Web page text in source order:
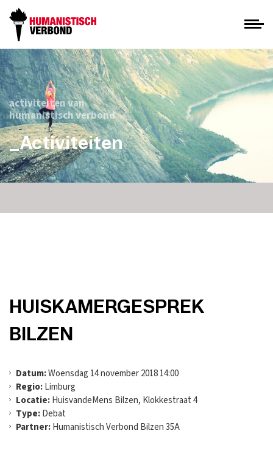
activiteiten van
humanistisch verbond
_Activiteiten
HUISKAMERGESPREK
BILZEN
Datum:Woensdag 14 november 2018 14:00
Regio:Limburg
Locatie:HuisvandeMens Bilzen, Klokkestraat 4
Type:Debat
Partner:Humanistisch Verbond Bilzen 35A